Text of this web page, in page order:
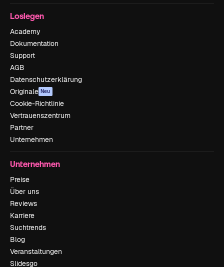
Loslegen
Academy
Dokumentation
Support
AGB
Datenschutzerklärung
Originale Neu
Cookie-Richtlinie
Vertrauenszentrum
Partner
Unternehmen
Unternehmen
Preise
Über uns
Reviews
Karriere
Suchtrends
Blog
Veranstaltungen
Slidesgo